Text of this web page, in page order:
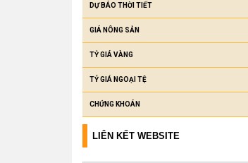
DỰ BÁO THỜI TIẾT
GIÁ NÔNG SẢN
TỶ GIÁ VÀNG
TỶ GIÁ NGOẠI TỆ
CHỨNG KHOÁN
LIÊN KẾT WEBSITE